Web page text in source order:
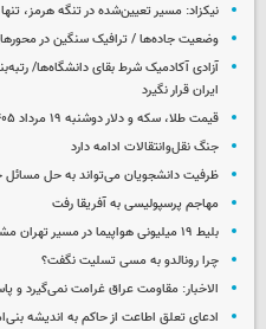
نیکزاد: مسیر تعیین‌شده در تنگه هرمز،
وضعیت جاده‌ها / ترافیک سنگین در
آزادی آکادمیک شرط بقای دانشگاه‌ها/
ایران قرار نگیرد
قیمت طلا، سکه و دلار دوشنبه ۱۹ مرداد ۱۴۰۵
جنگ نقل‌وانتقالات ادامه دارد
ظرفیت دانشجویان می‌تواند به حل
مهاجم پرسپولیسی به آفریقا رفت
بلیط ۱۹ میلیونی هواپیما در مسیر تهران مشهد
چرا رونالدو به مسی تسلیت نگفت؟
الاخبار: مقاومت عراق غرامت نمی‌گیرد و
ادعای تعلق اطاعت از حاکم به اندیشه